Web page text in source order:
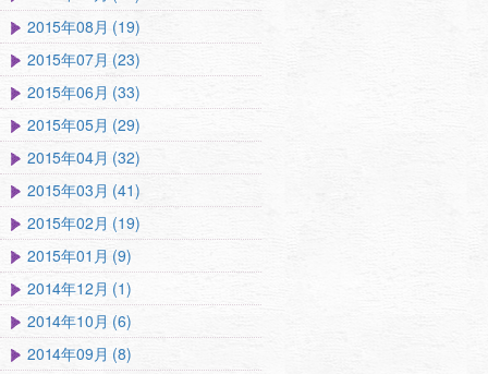
2015年08月 (19)
2015年07月 (23)
2015年06月 (33)
2015年05月 (29)
2015年04月 (32)
2015年03月 (41)
2015年02月 (19)
2015年01月 (9)
2014年12月 (1)
2014年10月 (6)
2014年09月 (8)